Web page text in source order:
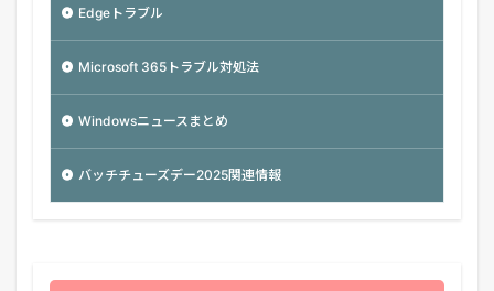
Edgeトラブル
Microsoft 365トラブル対処法
Windowsニュースまとめ
バッチチューズデー2025関連情報